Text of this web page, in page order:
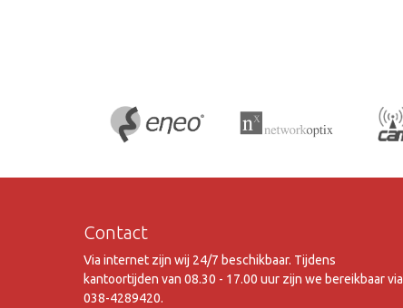
Contact
Via internet zijn wij 24/7 beschikbaar. Tijdens
kantoortijden van 08.30 - 17.00 uur zijn we bereikbaar via
038-4289420.